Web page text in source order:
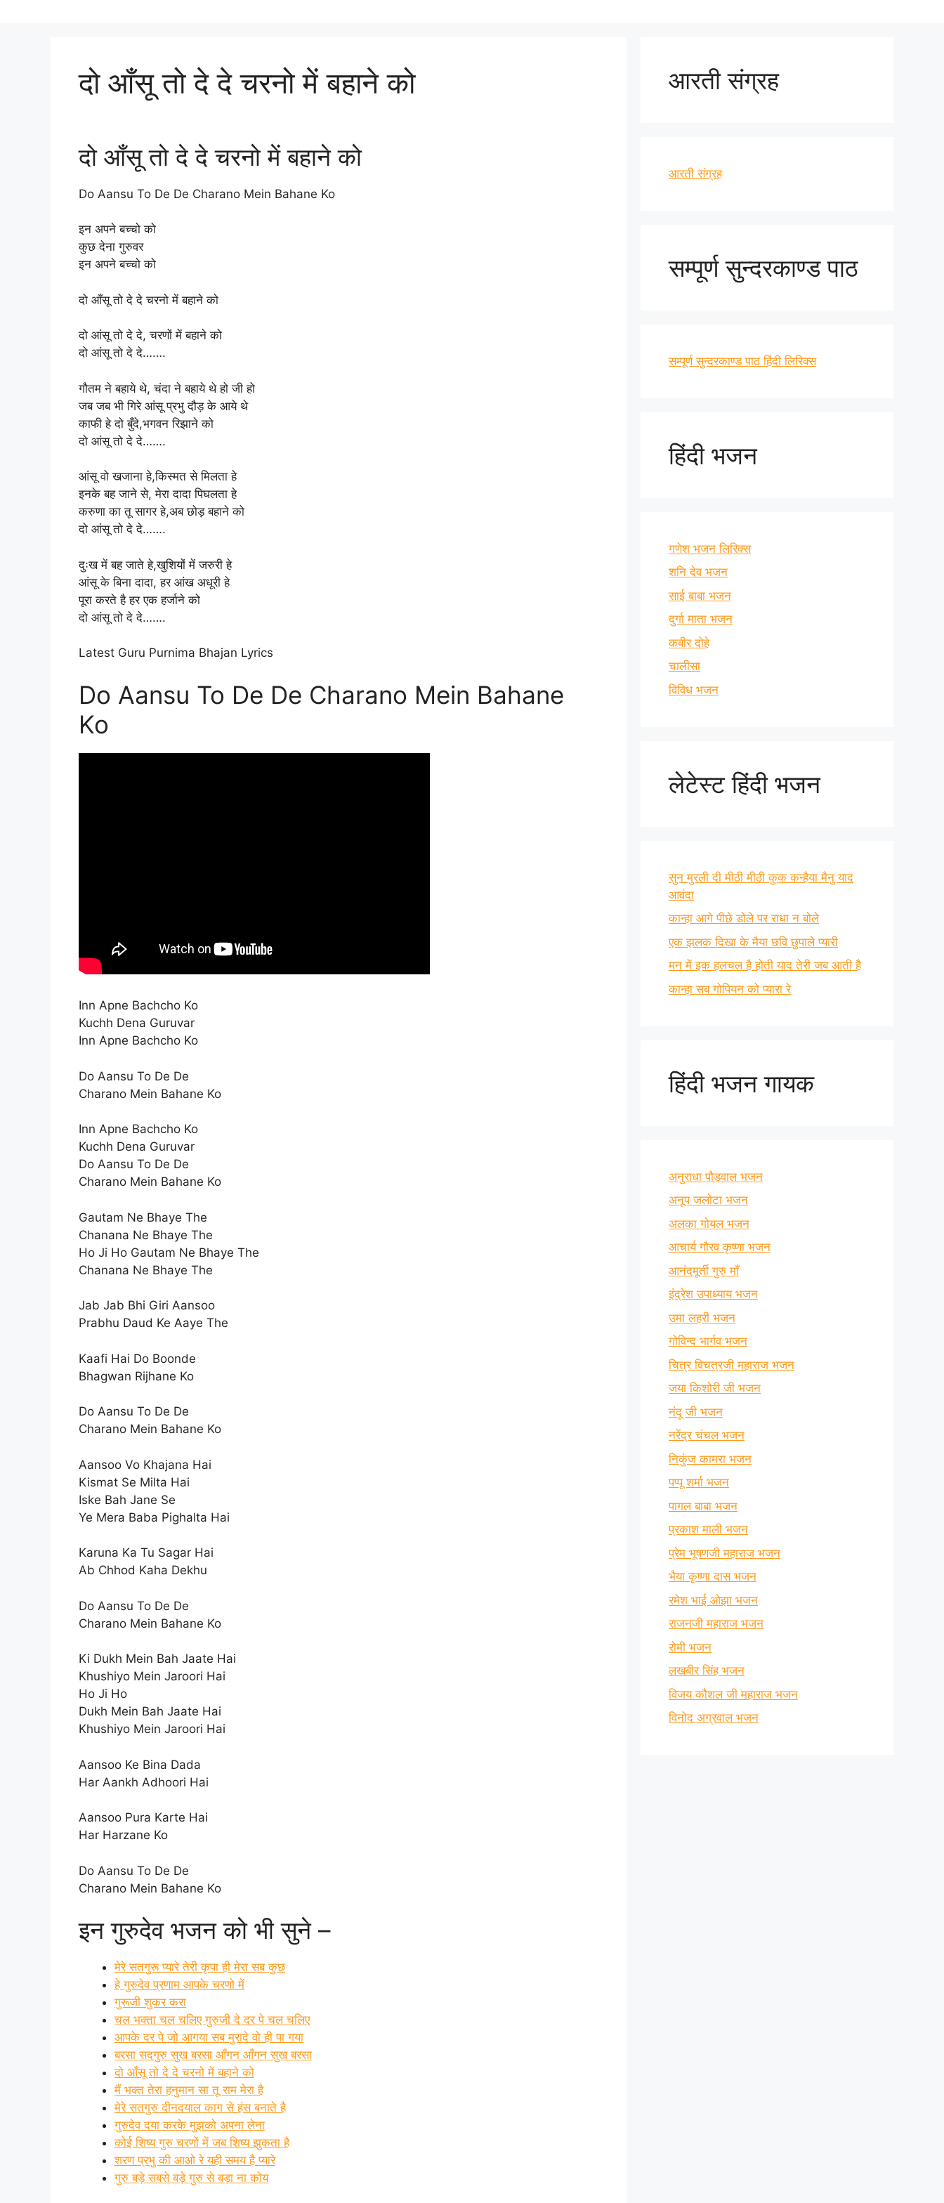
दो आँसू तो दे दे चरनो में बहाने को
दो आँसू तो दे दे चरनो में बहाने को
Do Aansu To De De Charano Mein Bahane Ko
इन अपने बच्चो को
कुछ देना गुरुवर
इन अपने बच्चो को
दो आँसू तो दे दे चरनो में बहाने को
दो आंसू तो दे दे, चरणों में बहाने को
दो आंसू तो दे दे…….
गौतम ने बहाये थे, चंदा ने बहाये थे हो जी हो
जब जब भी गिरे आंसू प्रभु दौड़ के आये थे
काफी हे दो बुँदे,भगवन रिझाने को
दो आंसू तो दे दे…….
आंसू वो खजाना हे,किस्मत से मिलता हे
इनके बह जाने से, मेरा दादा पिघलता हे
करुणा का तू सागर हे,अब छोड़ बहाने को
दो आंसू तो दे दे…….
दुःख में बह जाते हे,खुशियों में जरुरी हे
आंसू के बिना दादा, हर आंख अधूरी हे
पूरा करते है हर एक हर्जाने को
दो आंसू तो दे दे…….
Latest Guru Purnima Bhajan Lyrics
Do Aansu To De De Charano Mein Bahane
Ko
Inn Apne Bachcho Ko
Kuchh Dena Guruvar
Inn Apne Bachcho Ko
Do Aansu To De De
Charano Mein Bahane Ko
Inn Apne Bachcho Ko
Kuchh Dena Guruvar
Do Aansu To De De
Charano Mein Bahane Ko
Gautam Ne Bhaye The
Chanana Ne Bhaye The
Ho Ji Ho Gautam Ne Bhaye The
Chanana Ne Bhaye The
Jab Jab Bhi Giri Aansoo
Prabhu Daud Ke Aaye The
Kaafi Hai Do Boonde
Bhagwan Rijhane Ko
Do Aansu To De De
Charano Mein Bahane Ko
Aansoo Vo Khajana Hai
Kismat Se Milta Hai
Iske Bah Jane Se
Ye Mera Baba Pighalta Hai
Karuna Ka Tu Sagar Hai
Ab Chhod Kaha Dekhu
Do Aansu To De De
Charano Mein Bahane Ko
Ki Dukh Mein Bah Jaate Hai
Khushiyo Mein Jaroori Hai
Ho Ji Ho
Dukh Mein Bah Jaate Hai
Khushiyo Mein Jaroori Hai
Aansoo Ke Bina Dada
Har Aankh Adhoori Hai
Aansoo Pura Karte Hai
Har Harzane Ko
Do Aansu To De De
Charano Mein Bahane Ko
इन गुरुदेव भजन को भी सुने –
मेरे सतगुरू प्‍यारे तेरी कृपा ही मेरा सब कुछ
हे गुरुदेव प्रणाम आपके चरणो में
गुरूजी शुकर करा
चल भक्ता चल चलिए गुरुजी दे दर पे चल चलिए
आपके दर पे जो आगया सब मुरादे वो ही पा गया
बरसा सदगुरु सुख बरसा आँगन आँगन सुख बरसा
दो आँसू तो दे दे चरनो में बहाने को
मैं भक्त तेरा हनुमान सा तू राम मेरा है
मेरे सतगुरु दीनदयाल काग से हंस बनाते है
गुरुदेव दया करके मुझको अपना लेना
कोई शिष्य गुरु चरणों में जब शिष्य झुकता है
शरण प्रभु की आओ रे यही समय है प्यारे
गुरु बड़े सबसे बड़े गुरु से बड़ा ना कोय
आरती संग्रह
आरती संग्रह
सम्पूर्ण सुन्दरकाण्ड पाठ
सम्पूर्ण सुन्दरकाण्ड पाठ हिंदी लिरिक्स
हिंदी भजन
गणेश भजन लिरिक्स
शनि देव भजन
साई बाबा भजन
दुर्गा माता भजन
कबीर दोहे
चालीसा
विविध भजन
लेटेस्ट हिंदी भजन
सुन मुरली दी मीठी मीठी कुक कन्हैया मैनु याद
आवंदा
कान्हा आगे पीछे डोले पर राधा न बोले
एक झलक दिखा के मैया छवि छुपाले प्यारी
मन में इक हलचल है होती याद तेरी जब आती है
कान्हा सब गोपियन को प्यारा रे
हिंदी भजन गायक
अनुराधा पौडवाल भजन
अनूप जलोटा भजन
अलका गोयल भजन
आचार्य गौरव कृष्णा भजन
आनंदमूर्ती गुरु माँ
इंद्रेश उपाध्याय भजन
उमा लहरी भजन
गोविन्द भार्गव भजन
चित्र विचत्रजी महाराज भजन
जया किशोरी जी भजन
नंदू जी भजन
नरेंद्र चंचल भजन
निकुंज कामरा भजन
पप्पू शर्मा भजन
पागल बाबा भजन
प्रकाश माली भजन
प्रेम भूषणजी महाराज भजन
भैया कृष्णा दास भजन
रमेश भाई ओझा भजन
राजनजी महाराज भजन
रोमी भजन
लखबीर सिंह भजन
विजय कौशल जी महाराज भजन
विनोद अग्रवाल भजन